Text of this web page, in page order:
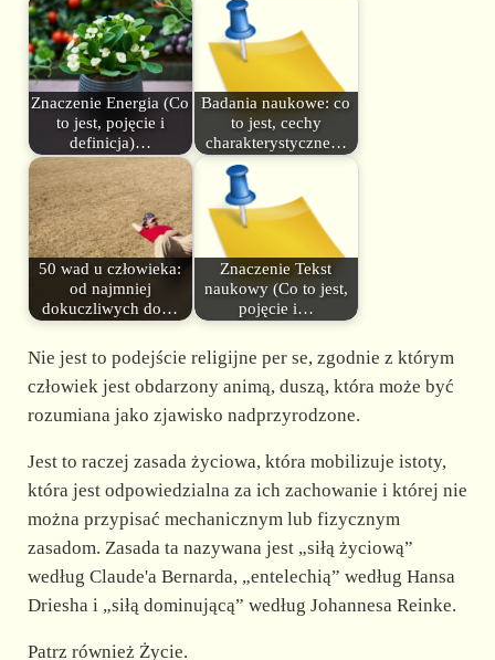
Znaczenie Energia (Co
to jest, pojęcie i
definicja)…
Badania naukowe: co
to jest, cechy
charakterystyczne…
50 wad u człowieka:
od najmniej
dokuczliwych do…
Znaczenie Tekst
naukowy (Co to jest,
pojęcie i…
Nie jest to podejście religijne per se, zgodnie z którym
człowiek jest obdarzony animą, duszą, która może być
rozumiana jako zjawisko nadprzyrodzone.
Jest to raczej zasada życiowa, która mobilizuje istoty,
która jest odpowiedzialna za ich zachowanie i której nie
można przypisać mechanicznym lub fizycznym
zasadom. Zasada ta nazywana jest „siłą życiową”
według Claude'a Bernarda, „entelechią” według Hansa
Driesha i „siłą dominującą” według Johannesa Reinke.
Patrz również Życie.